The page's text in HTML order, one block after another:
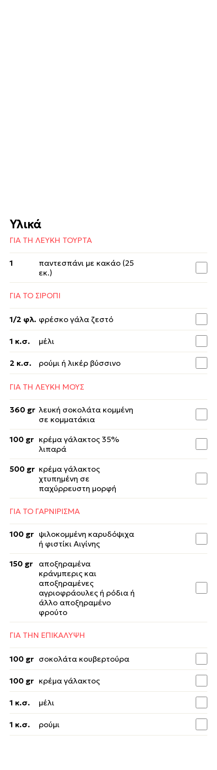
Υλικά
ΓΙΑ ΤΗ ΛΕΥΚΗ ΤΟΥΡΤΑ
1
παντεσπάνι με κακάο (25
εκ.)
ΓΙΑ ΤΟ ΣΙΡΟΠΙ
1/2 φλ. φρέσκο γάλα ζεστό
1 κ.σ. μέλι
2 κ.σ. ρούμι ή λικέρ βύσσινο
ΓΙΑ ΤΗ ΛΕΥΚΗ ΜΟΥΣ
360 gr λευκή σοκολάτα κομμένη
σε κομματάκια
100 gr κρέμα γάλακτος 35%
λιπαρά
500 gr κρέμα γάλακτος
χτυπημένη σε
παχύρρευστη μορφή
ΓΙΑ ΤΟ ΓΑΡΝΙΡΙΣΜΑ
100 gr ψιλοκομμένη καρυδόψιχα
ή φιστίκι Αιγίνης
150 gr
αποξηραμένα
κράνμπερις και
αποξηραμένες
αγριοφράουλες ή ρόδια ή
άλλο αποξηραμένο
φρούτο
ΓΙΑ ΤΗΝ ΕΠΙΚΑΛΥΨΗ
100 gr σοκολάτα κουβερτούρα
100 gr κρέμα γάλακτος
1 κ.σ. μέλι
1 κ.σ. ρούμι